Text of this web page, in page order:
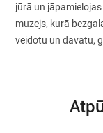
jūrā un
muzejs, kurā
veidotu un dāvātu,